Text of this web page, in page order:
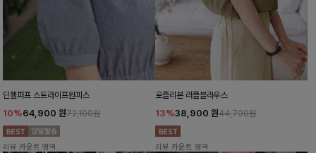
딘젤퍼프 스트라이프원피스
10%64,900 원72,100원
리뷰 카운트 영역
로즐리본 러플블라우스
13%38,900 원44,700원
리뷰 카운트 영역